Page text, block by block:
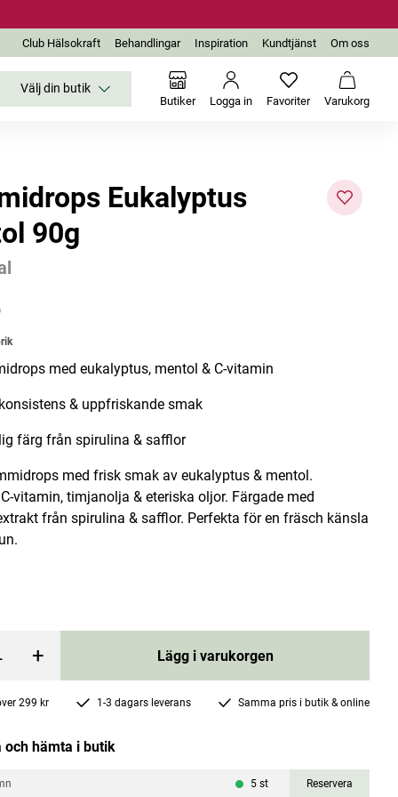
Club Hälsokraft Behandlingar Inspiration Kundtjänst Om oss
Välj din butik
Butiker Logga in FavoriterInga favoriter
Varukorg
Lägg i varukorgen
Eukalyptus
90g
med eukalyptus, mentol & C-vitamin
& uppfriskande smak
färg från spirulina & safflor
med frisk smak av eukalyptus & mentol.
vitamin, timjanolja & eteriska oljor. Färgade med
från spirulina & safflor. Perfekta för en fräsch känsla
+ Lägg i varukorgen
299 kr 1-3 dagars leverans Samma pris i butik & online
och hämta i butik
5 st Reservera